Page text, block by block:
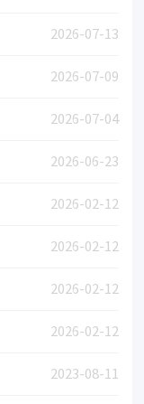
2026-07-13
2026-07-09
2026-07-04
2026-06-23
2026-02-12
2026-02-12
2026-02-12
2026-02-12
2023-08-11